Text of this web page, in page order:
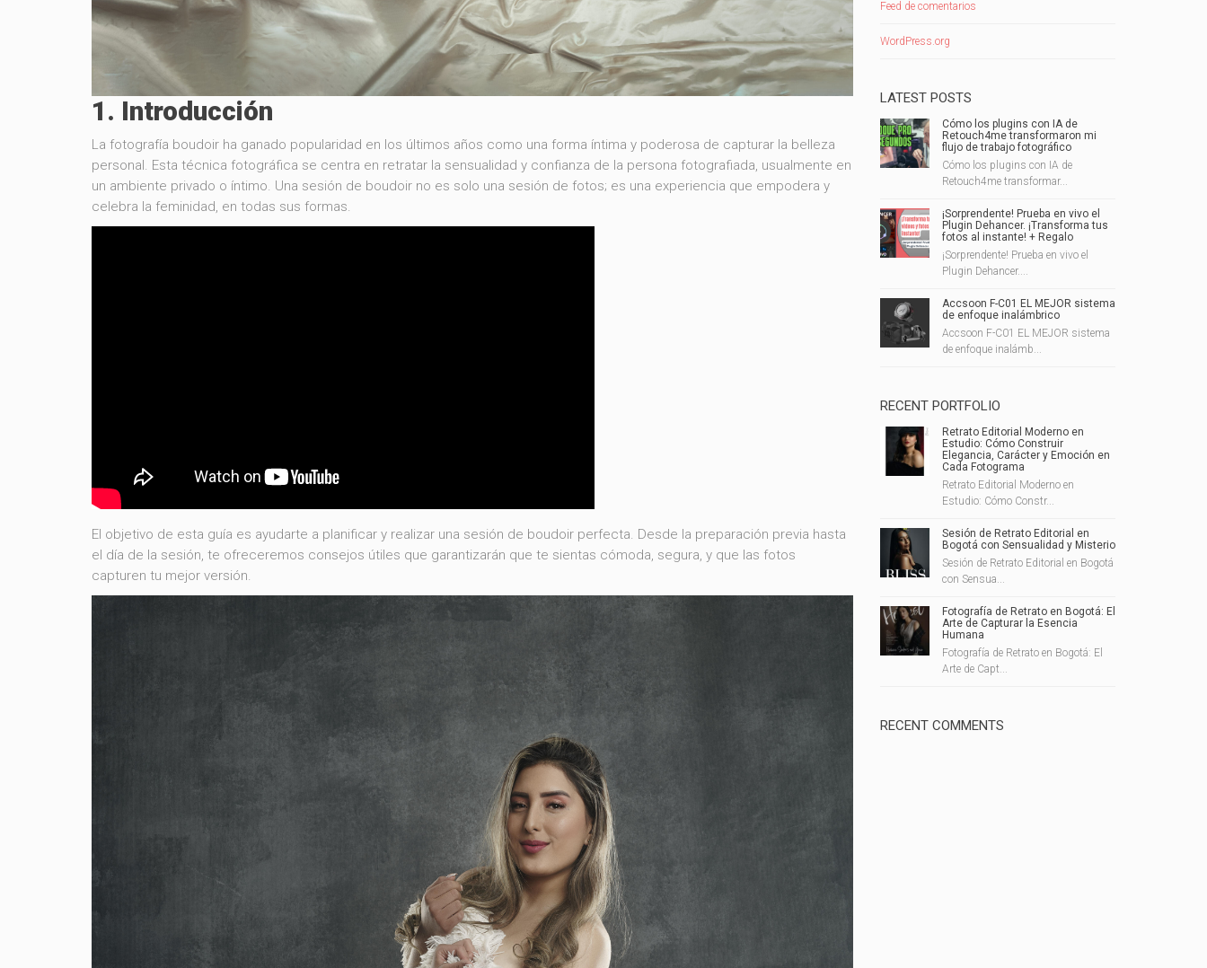
1. Introducción
La fotografía boudoir ha ganado popularidad en los últimos años como una forma íntima y poderosa de capturar la belleza
personal. Esta técnica fotográfica se centra en retratar la sensualidad y confianza de la persona fotografiada, usualmente en
un ambiente privado o íntimo. Una sesión de boudoir no es solo una sesión de fotos; es una experiencia que empodera y
celebra la feminidad, en todas sus formas.
El objetivo de esta guía es ayudarte a planificar y realizar una sesión de boudoir perfecta. Desde la preparación previa hasta
el día de la sesión, te ofreceremos consejos útiles que garantizarán que te sientas cómoda, segura, y que las fotos
capturen tu mejor versión.
Feed de comentarios
WordPress.org
LATEST POSTS
Cómo los plugins con IA de
Retouch4me transformaron mi
flujo de trabajo fotográfico
Cómo los plugins con IA de
Retouch4me transformar...
¡Sorprendente! Prueba en vivo el
Plugin Dehancer. ¡Transforma tus
fotos al instante! + Regalo
¡Sorprendente! Prueba en vivo el
Plugin Dehancer....
Accsoon F-C01 EL MEJOR sistema
de enfoque inalámbrico
Accsoon F-C01 EL MEJOR sistema
de enfoque inalámb...
RECENT PORTFOLIO
Retrato Editorial Moderno en
Estudio: Cómo Construir
Elegancia, Carácter y Emoción en
Cada Fotograma
Retrato Editorial Moderno en
Estudio: Cómo Constr...
Sesión de Retrato Editorial en
Bogotá con Sensualidad y Misterio
Sesión de Retrato Editorial en Bogotá
con Sensua...
Fotografía de Retrato en Bogotá: El
Arte de Capturar la Esencia
Humana
Fotografía de Retrato en Bogotá: El
Arte de Capt...
RECENT COMMENTS